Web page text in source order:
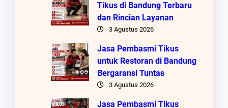
Tikus di Bandung Terbaru
dan Rincian Layanan
3 Agustus 2026
Jasa Pembasmi Tikus
untuk Restoran di Bandung
Bergaransi Tuntas
3 Agustus 2026
Jasa Pembasmi Tikus